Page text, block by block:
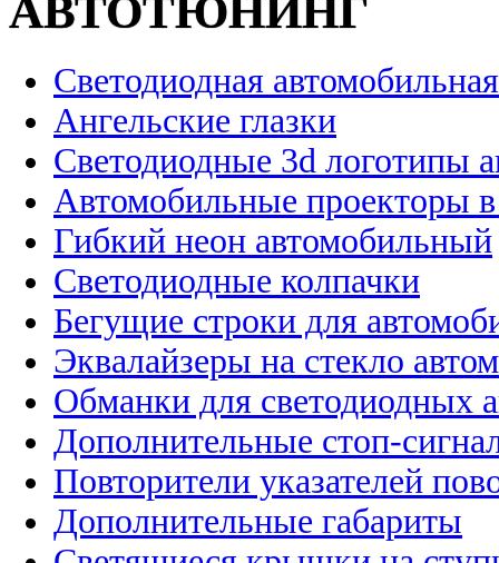
АВТОТЮНИНГ
Светодиодная
Ангельские глазки
Светодиодные 3d логотипы
Автомобильные проекторы
Гибкий неон автомобильный
Светодиодные колпачки
Бегущие строки для
Эквалайзеры на стекло
Обманки для светодиодных
Дополнительные стоп-
Повторители указателей
Дополнительные габариты